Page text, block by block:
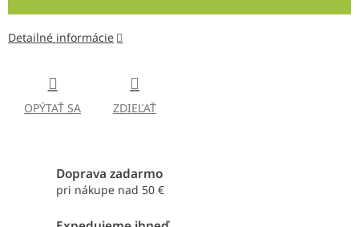
Detailné informácie
OPÝTAŤ SA ZDIEĽAŤ
Doprava zadarmo
pri nákupe nad 50 €